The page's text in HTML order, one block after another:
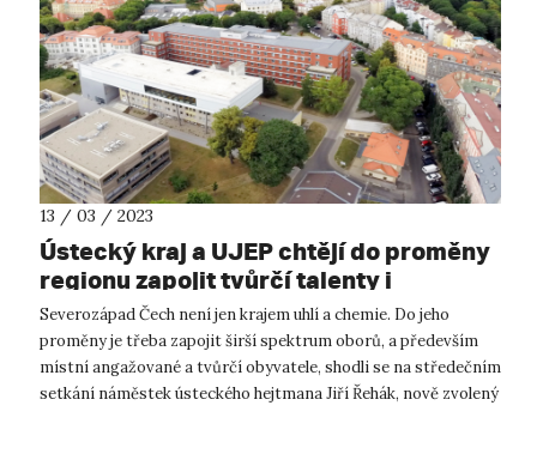
13 / 03 / 2023
Ústecký kraj a UJEP chtějí do proměny
regionu zapojit tvůrčí talenty i
vzdělané obyvatele
Severozápad Čech není jen krajem uhlí a chemie. Do jeho
proměny je třeba zapojit širší spektrum oborů, a především
místní angažované a tvůrčí obyvatele, shodli se na středečním
setkání náměstek ústeckého hejtmana Jiří Řehák, nově zvolený